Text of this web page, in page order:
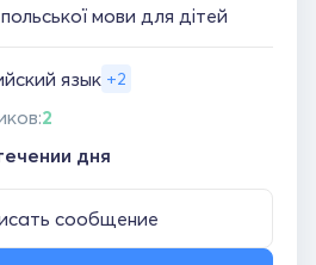
мови для дітей
язык +2
2
дня
сообщение